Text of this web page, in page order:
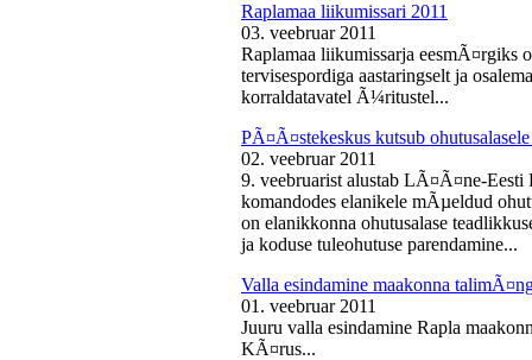
Raplamaa liikumissari 2011
03. veebruar 2011
Raplamaa liikumissarja eesmÃ¤rgiks
tervisespordiga aastaringselt ja
korraldatavatel Ã¼ritustel...
PÃ¤Ã¤stekeskus kutsub
02. veebruar 2011
9. veebruarist alustab LÃ¤Ã¤ne-
komandodes elanikele mÃµeldud
on elanikkonna ohutusalase
ja koduse tuleohutuse parendamine...
Valla esindamine maakonna
01. veebruar 2011
Juuru valla esindamine Rapla
KÃ¤rus...